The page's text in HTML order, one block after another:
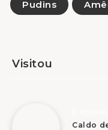
Pudins
Visitou
Caldo